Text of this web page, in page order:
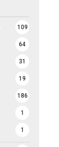
109
64
31
19
186
1
1